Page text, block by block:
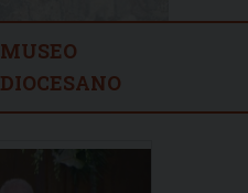
MUSEO
DIOCESANO